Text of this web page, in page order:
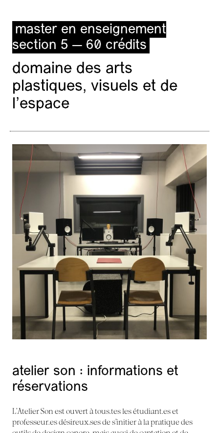
master en enseignement
section 5 — 60 crédits
domaine des arts
plastiques, visuels et de
l’espace
atelier son : informations et
réservations
L’Atelier Son est ouvert à tous.tes les étudiant.es et
professeur.es désireux.ses de s’initier à la pratique des